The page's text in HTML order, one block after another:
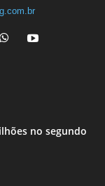
no segundo